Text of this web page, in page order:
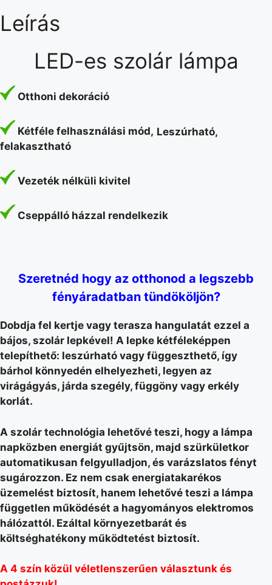
Leírás
LED-es szolár lámpa
Otthoni dekoráció
Kétféle felhasználási mód, Leszúrható,
felakasztható
Vezeték nélküli kivitel
Cseppálló házzal rendelkezik
Szeretnéd hogy az otthonod a legszebb
fényáradatban tündököljön?
Dobdja fel kertje vagy terasza hangulatát ezzel a
bájos, szolár lepkével! A lepke kétféleképpen
telepíthető: leszúrható vagy függeszthető, így
bárhol könnyedén elhelyezheti, legyen az
virágágyás, járda szegély, függöny vagy erkély
korlát.
A szolár technológia lehetővé teszi, hogy a lámpa
napközben energiát gyűjtsön, majd szürkületkor
automatikusan felgyulladjon, és varázslatos fényt
sugározzon. Ez nem csak energiatakarékos
üzemelést biztosít, hanem lehetővé teszi a lámpa
független működését a hagyományos elektromos
hálózattól. Ezáltal környezetbarát és
költséghatékony működtetést biztosít.
A 4 szín közül véletlenszerűen választunk és